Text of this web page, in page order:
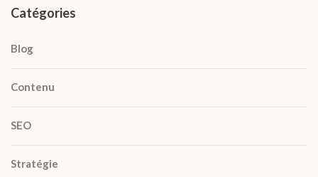
Catégories
Blog
Contenu
SEO
Stratégie